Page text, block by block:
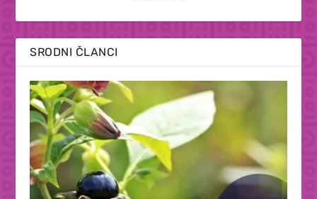
SRODNI ČLANCI